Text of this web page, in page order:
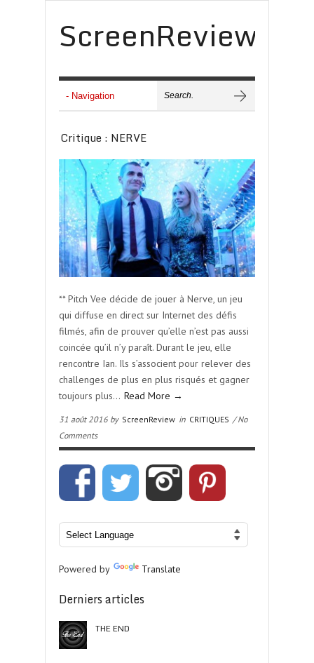
ScreenReview
Critique : NERVE
** Pitch Vee décide de jouer à Nerve, un jeu
qui diffuse en direct sur Internet des défis
filmés, afin de prouver qu’elle n’est pas aussi
coincée qu’il n’y paraît. Durant le jeu, elle
rencontre Ian. Ils s’associent pour relever des
challenges de plus en plus risqués et gagner
toujours plus… Read More →
31 août 2016 by ScreenReview in CRITIQUES / No
Comments
Powered by Translate
Derniers articles
THE END